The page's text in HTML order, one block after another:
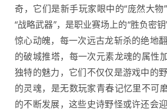
奇，它们是新手玩家眼中的“庞然大物
“战略武器”，是职业赛场上的“胜负密
惊心动魄，每一次远古龙斩杀的绝地
的破城推塔，每一次元素龙魂的属性
独特的魅力，它们不仅仅是游戏中的
的灵魂，是无数玩家青春记忆里不可
的不断发展，这些史诗野怪或许还会